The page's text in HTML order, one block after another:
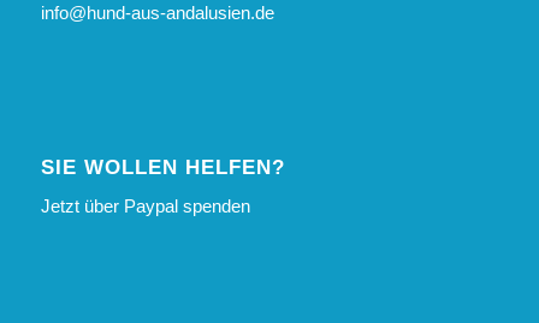
info@hund-aus-andalusien.de
SIE WOLLEN HELFEN?
Jetzt über Paypal spenden